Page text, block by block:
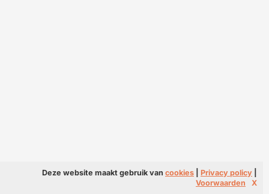
Deze website maakt gebruik van cookies Privacy policy
Voorwaarden
X